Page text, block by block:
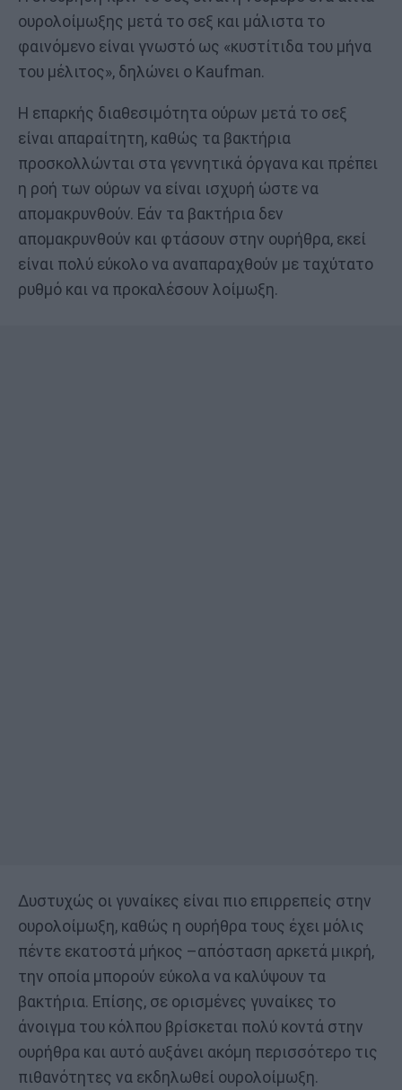
ουρολοίμωξης μετά το σεξ και μάλιστα το
φαινόμενο είναι γνωστό ως «κυστίτιδα του μήνα
του μέλιτος», δηλώνει ο Kaufman.
Η επαρκής διαθεσιμότητα ούρων μετά το σεξ
είναι απαραίτητη, καθώς τα βακτήρια
προσκολλώνται στα γεννητικά όργανα και πρέπει
η ροή των ούρων να είναι ισχυρή ώστε να
απομακρυνθούν. Εάν τα βακτήρια δεν
απομακρυνθούν και φτάσουν στην ουρήθρα, εκεί
είναι πολύ εύκολο να αναπαραχθούν με ταχύτατο
ρυθμό και να προκαλέσουν λοίμωξη.
Δυστυχώς οι γυναίκες είναι πιο επιρρεπείς στην
ουρολοίμωξη, καθώς η ουρήθρα τους έχει μόλις
πέντε εκατοστά μήκος –απόσταση αρκετά μικρή,
την οποία μπορούν εύκολα να καλύψουν τα
βακτήρια. Επίσης, σε ορισμένες γυναίκες το
άνοιγμα του κόλπου βρίσκεται πολύ κοντά στην
ουρήθρα και αυτό αυξάνει ακόμη περισσότερο τις
πιθανότητες να εκδηλωθεί ουρολοίμωξη.